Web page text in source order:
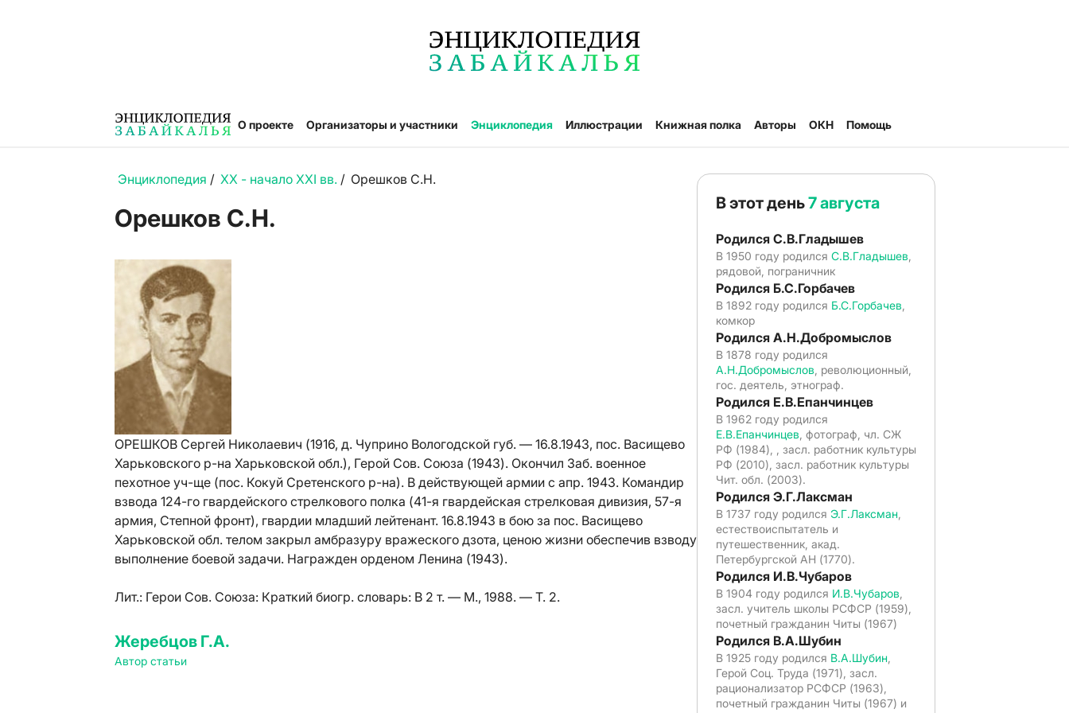
О проекте Организаторы и участники Энциклопедия Иллюстрации Книжная полка Авторы ОКН Помощь
Энциклопедия / XX - начало XXI вв. / Орешков С.Н.
Орешков С.Н.
ОРЕШКОВ Сергей Николаевич (1916, д. Чуприно Вологодской губ. — 16.8.1943, пос. Васищево
Харьковского р-на Харьковской обл.), Герой Сов. Союза (1943). Окончил Заб. военное
пехотное уч-ще (пос. Кокуй Сретенского р-на). В действующей армии с апр. 1943. Командир
взвода 124-го гвардейского стрелкового полка (41-я гвардейская стрелковая дивизия, 57-я
армия, Степной фронт), гвардии младший лейтенант. 16.8.1943 в бою за пос. Васищево
Харьковской обл. телом закрыл амбразуру вражеского дзота, ценою жизни обеспечив взводу
выполнение боевой задачи. Награжден орденом Ленина (1943).
Лит.: Герои Сов. Союза: Краткий биогр. словарь: В 2 т. — М., 1988. — Т. 2.
Жеребцов Г.А.
Автор статьи
В этот день7 августа
Родился С.В.Гладышев
В 1950 году родился С.В.Гладышев
рядовой, пограничник
Родился Б.С.Горбачев
В 1892 году родился Б.С.Горбачев
комкор
Родился А.Н.Добромыслов
В 1878 году родился
А.Н.Добромыслов , революционный,
гос. деятель, этнограф.
Родился Е.В.Епанчинцев
В 1962 году родился
Е.В.Епанчинцев , фотограф, чл. СЖ
РФ (1984), , засл. работник культуры
РФ (2010), засл. работник культуры
Чит. обл. (2003).
Родился Э.Г.Лаксман
В 1737 году родился Э.Г.Лаксман
естествоиспытатель и
путешественник, акад.
Петербургской АН (1770).
Родился И.В.Чубаров
В 1904 году родился И.В.Чубаров
засл. учитель школы РСФСР (1959),
почетный гражданин Читы (1967)
Родился В.А.Шубин
В 1925 году родился В.А.Шубин
Герой Соц. Труда (1971), засл.
рационализатор РСФСР (1963),
почетный гражданин Читы (1967) и